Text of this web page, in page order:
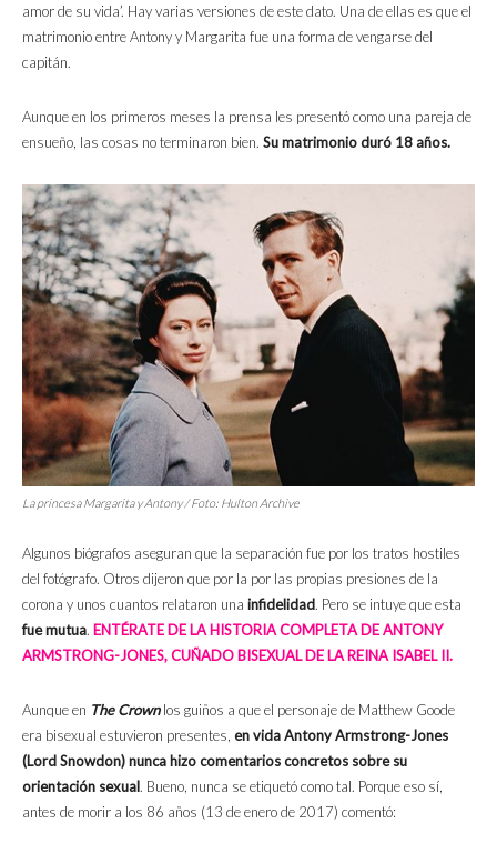
amor de su vida’. Hay varias versiones de este dato. Una de ellas es que el
matrimonio entre Antony y Margarita fue una forma de vengarse del
capitán.
Aunque en los primeros meses la prensa les presentó como una pareja de
ensueño, las cosas no terminaron bien. Su matrimonio duró 18 años.
La princesa Margarita y Antony / Foto: Hulton Archive
Algunos biógrafos aseguran que la separación fue por los tratos hostiles
del fotógrafo. Otros dijeron que por la por las propias presiones de la
corona y unos cuantos relataron una infidelidad. Pero se intuye que esta
fue mutua. ENTÉRATE DE LA HISTORIA COMPLETA DE ANTONY
ARMSTRONG-JONES, CUÑADO BISEXUAL DE LA REINA ISABEL II.
Aunque en The Crown los guiños a que el personaje de Matthew Goode
era bisexual estuvieron presentes, en vidaAntony Armstrong-Jones
(Lord Snowdon) nunca hizo comentarios concretos sobre su
orientación sexual. Bueno, nunca se etiquetó como tal. Porque eso sí,
antes de morir a los 86 años (13 de enero de 2017) comentó: